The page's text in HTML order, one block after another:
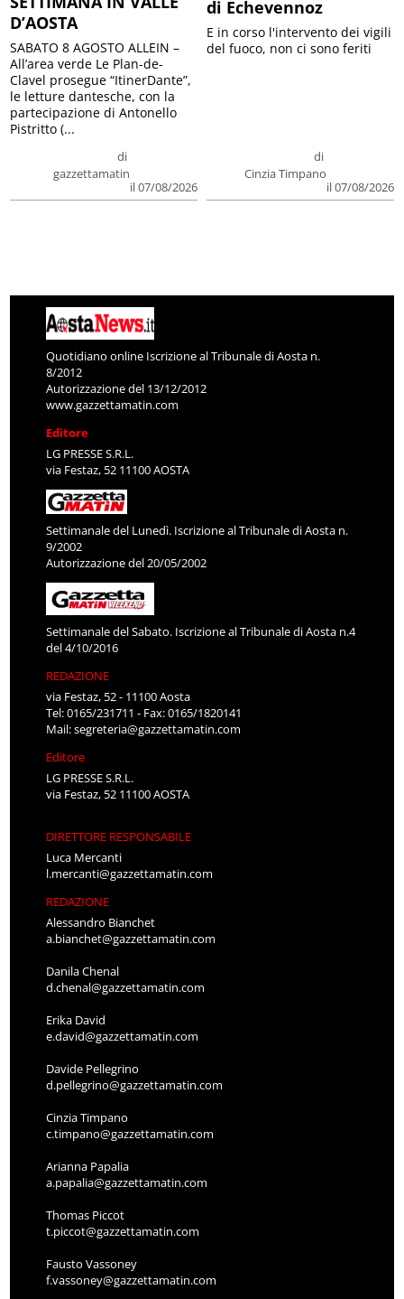
D’AOSTA
di
gazzettamatin
il 07/08/2026
SABATO 8 AGOSTO ALLEIN –
All’area verde Le Plan-de-
Clavel prosegue “ItinerDante”,
le letture dantesche, con la
partecipazione di Antonello
Pistritto (...
di Echevennoz
di
Cinzia Timpano
il 07/08/2026
E in corso l'intervento dei vigili
del fuoco, non ci sono feriti
Quotidiano online Iscrizione al Tribunale di Aosta n.
8/2012
Autorizzazione del 13/12/2012
www.gazzettamatin.com
Editore
LG PRESSE S.R.L.
via Festaz, 52 11100 AOSTA
Settimanale del Lunedì. Iscrizione al Tribunale di Aosta n.
9/2002
Autorizzazione del 20/05/2002
Settimanale del Sabato. Iscrizione al Tribunale di Aosta n.4
del 4/10/2016
REDAZIONE
via Festaz, 52 - 11100 Aosta
Tel: 0165/231711 - Fax: 0165/1820141
Mail:segreteria@gazzettamatin.com
Editore
LG PRESSE S.R.L.
via Festaz, 52 11100 AOSTA
DIRETTORE RESPONSABILE
Luca Mercanti
l.mercanti@gazzettamatin.com
REDAZIONE
Alessandro Bianchet
a.bianchet@gazzettamatin.com
Danila Chenal
d.chenal@gazzettamatin.com
Erika David
e.david@gazzettamatin.com
Davide Pellegrino
d.pellegrino@gazzettamatin.com
Cinzia Timpano
c.timpano@gazzettamatin.com
Arianna Papalia
a.papalia@gazzettamatin.com
Thomas Piccot
t.piccot@gazzettamatin.com
Fausto Vassoney
f.vassoney@gazzettamatin.com